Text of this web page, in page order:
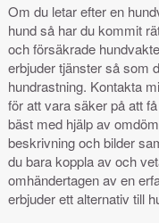
Om du letar efter en
hund så har du kommit
och försäkrade
erbjuder tjänster så som
hundrastning. Kontakta
för att vara säker på att
bäst med hjälp av
beskrivning och bilder
du bara koppla av och
omhändertagen av en
erbjuder ett alternativ till